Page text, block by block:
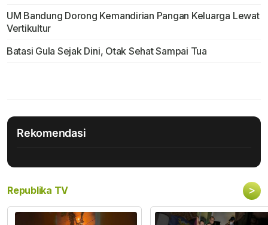
UM Bandung Dorong Kemandirian Pangan Keluarga Lewat
Vertikultur
Batasi Gula Sejak Dini, Otak Sehat Sampai Tua
Rekomendasi
Republika TV >